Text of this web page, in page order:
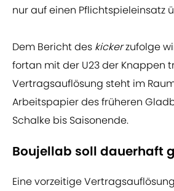
nur auf einen Pflichtspieleinsatz
Dem Bericht des kickerzufolge
fortan mit der U23 der Knappen
Vertragsauflösung steht im
Arbeitspapier des früheren
Schalke bis Saisonende.
Boujellab soll dauerhaft
Eine vorzeitige